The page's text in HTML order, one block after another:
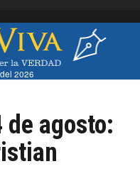
navigation
2026
agosto: